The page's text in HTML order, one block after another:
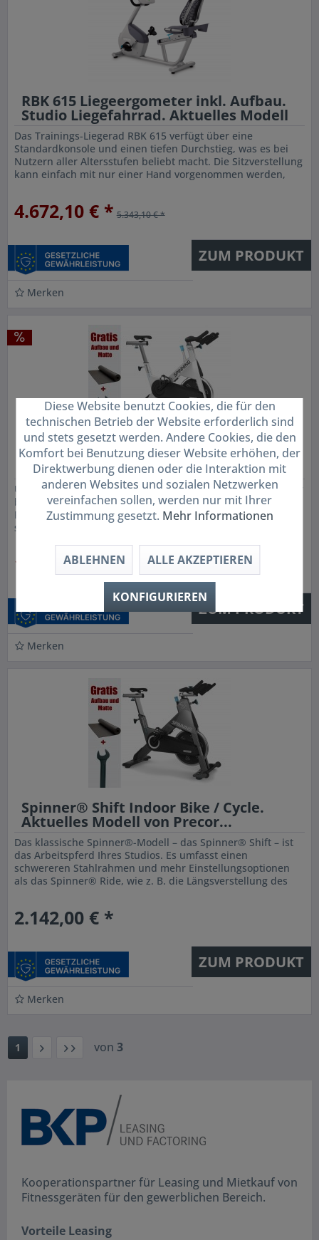
RBK 615 Liegeergometer inkl. Aufbau.
Studio Liegefahrrad. Aktuelles Modell
Das Trainings-Liegerad RBK 615 verfügt über eine
Standardkonsole und einen tiefen Durchstieg, was es bei
Nutzern aller Altersstufen beliebt macht. Die Sitzverstellung
kann einfach mit nur einer Hand vorgenommen werden,
4.672,10 € * 5.343,10 € *
ZUM PRODUKT
Merken
Spinner® Ride Indoor Bike / Cycle.
Aktuelles Modell von Precor...
Unser hochqualitatives Indoor Cycle-Einstiegsmodell mit der
bewährten Spinner®-Ergonomie und vielen weiteren
Funktionen unserer Spinner®-Bikes. Das Spinner® Ride
stellt eine großartige Option für Studios dar, die gerade erst
1.523,20 € * 1.666,00 € *
ZUM PRODUKT
Merken
Spinner® Shift Indoor Bike / Cycle.
Aktuelles Modell von Precor...
Das klassische Spinner®-Modell – das Spinner® Shift – ist
das Arbeitspferd Ihres Studios. Es umfasst einen
schwereren Stahlrahmen und mehr Einstellungsoptionen
als das Spinner® Ride, wie z. B. die Längsverstellung des
2.142,00 € *
ZUM PRODUKT
Merken
1 von 3
Kooperationspartner für Leasing und Mietkauf von
Fitnessgeräten für den gewerblichen Bereich.
Vorteile Leasing
Diese Website benutzt Cookies, die für den
technischen Betrieb der Website erforderlich sind
und stets gesetzt werden. Andere Cookies, die den
Komfort bei Benutzung dieser Website erhöhen, der
Direktwerbung dienen oder die Interaktion mit
anderen Websites und sozialen Netzwerken
vereinfachen sollen, werden nur mit Ihrer
Zustimmung gesetzt. Mehr Informationen
ABLEHNEN ALLE AKZEPTIEREN
KONFIGURIEREN